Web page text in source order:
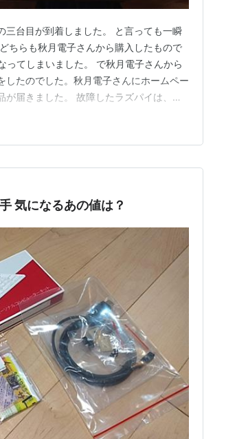
三台目が到着しました。 と言っても一瞬
ちらも秋月電子さんから購入したもので
ってしまいました。 で秋月電子さんから
たのでした。秋月電子さんにホームペー
届きました。 故障したラズパイは、中
ルやら電話認証やらデバイスドライバ
パイOSの場合は…
気になるあの値は？